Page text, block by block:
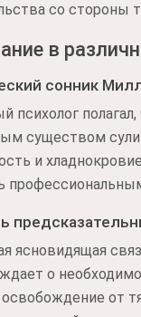
со стороны
в
сонник
психолог
существом
и
ясновидящая
о
освобождение от